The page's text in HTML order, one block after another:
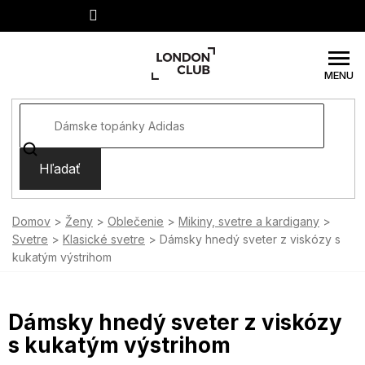
Hľadať
Domov Ženy Oblečenie
Mikiny, svetre a kardigany
Svetre
Klasické svetre
Dámsky hnedý sveter z viskózy s
kukatým výstrihom
Dámsky hnedý sveter z viskózy
s kukatým výstrihom